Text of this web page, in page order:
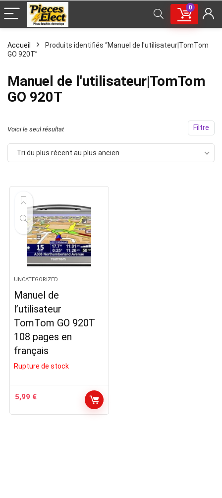
0
Accueil
Produits identifiés “Manuel de l'utilisateur|TomTom
GO 920T”
Manuel de l'utilisateur|TomTom
GO 920T
Filtre
Voici le seul résultat
Tri du plus récent au plus ancien
UNCATEGORIZED
Manuel de
l’utilisateur
TomTom GO 920T
108 pages en
français
Rupture de stock
5,99 €